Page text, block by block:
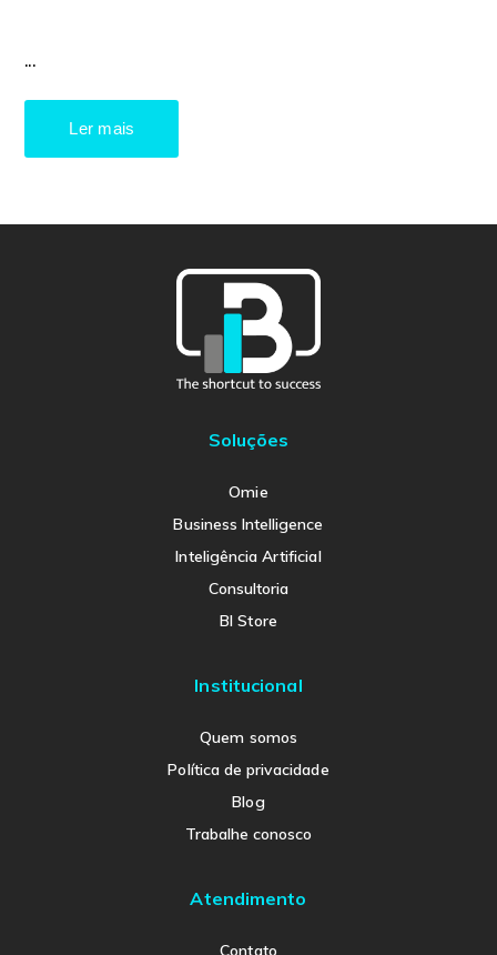
...
Ler mais
Soluções
Omie
Business Intelligence
Inteligência Artificial
Consultoria
BI Store
Institucional
Quem somos
Política de privacidade
Blog
Trabalhe conosco
Atendimento
Contato